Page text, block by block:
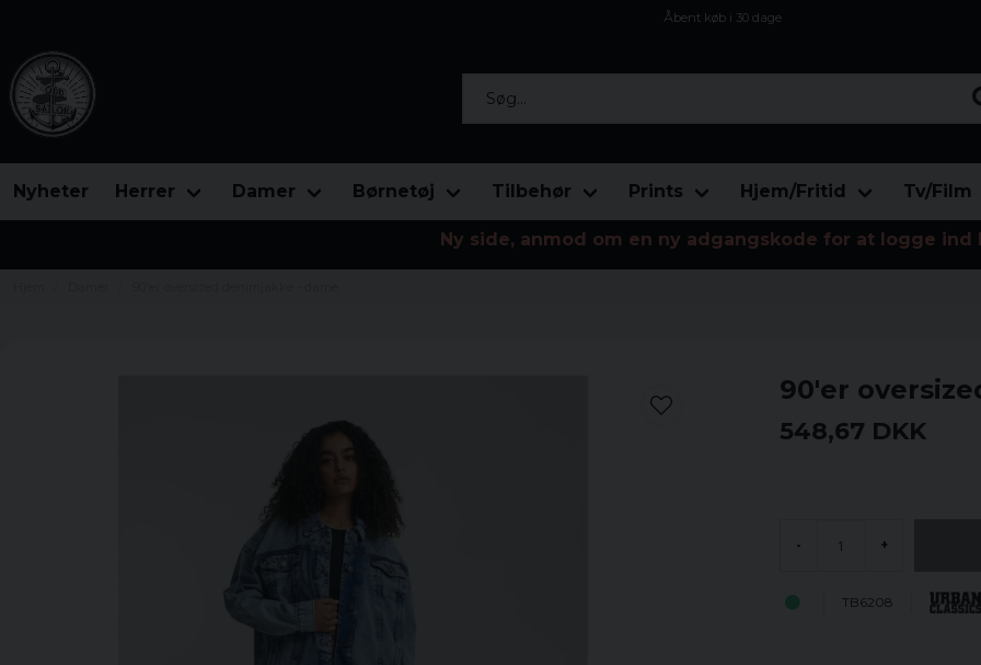
Åbent køb i 30 dage
Nyheter Herrer Damer Børnetøj Tilbehør Prints Hjem/Fritid Tv/Film
Ny side, anmod om en ny adgangskode for at logge ind
90'er
548,67 DKK
- +
TB6208